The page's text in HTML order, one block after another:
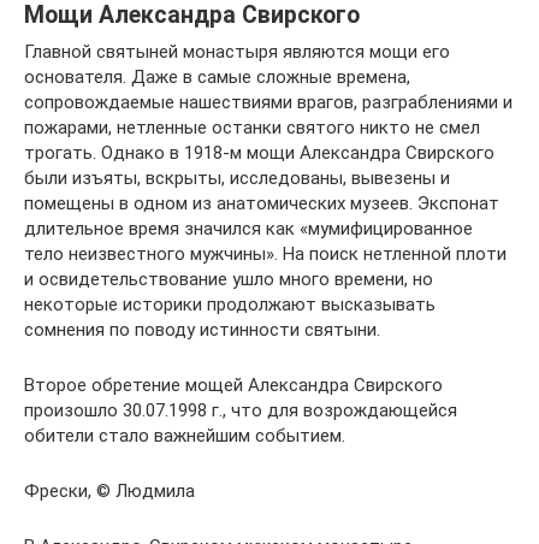
Мощи Александра Свирского
Главной святыней монастыря являются мощи его
основателя. Даже в самые сложные времена,
сопровождаемые нашествиями врагов, разграблениями и
пожарами, нетленные останки святого никто не смел
трогать. Однако в 1918-м мощи Александра Свирского
были изъяты, вскрыты, исследованы, вывезены и
помещены в одном из анатомических музеев. Экспонат
длительное время значился как «мумифицированное
тело неизвестного мужчины». На поиск нетленной плоти
и освидетельствование ушло много времени, но
некоторые историки продолжают высказывать
сомнения по поводу истинности святыни.
Второе обретение мощей Александра Свирского
произошло 30.07.1998 г., что для возрождающейся
обители стало важнейшим событием.
Фрески, © Людмила